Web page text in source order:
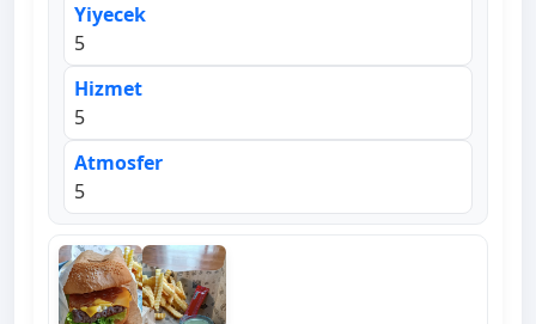
Yiyecek
5
Hizmet
5
Atmosfer
5